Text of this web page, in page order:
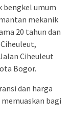
bengkel umum
mekanik
20 tahun dan
Ciheuleut
Bogor.
dan harga
bagi